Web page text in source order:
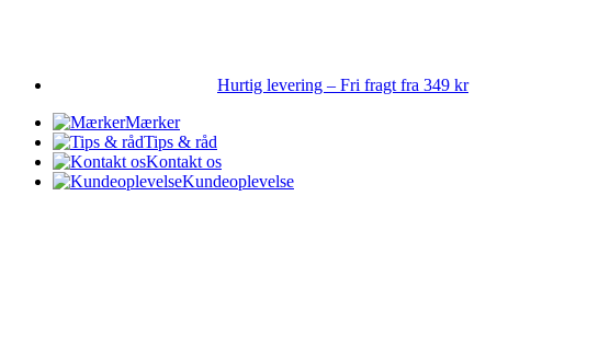
Hurtig levering – Fri fragt fra 349 kr
Mærker
Tips & råd
Kontakt os
Kundeoplevelse